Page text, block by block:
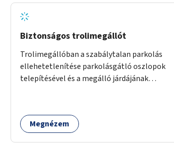
Biztonságos trolimegállót
Trolimegállóban a szabálytalan parkolás
ellehetetlenítése parkolásgátló oszlopok
telepítésével és a megálló járdájának
Megnézem